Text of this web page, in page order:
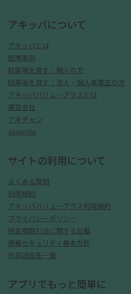
アキッパについて
アキッパとは
提携事例
駐車場を貸す：個人の方
駐車場を貸す：法人・個人事業主の方
アキッパバリュープラスとは
運営会社
アキチャン
akipedia
サイトの利用について
よくある質問
利用規約
アキッパバリュープラス利用規約
プライバシーポリシー
特定商取引法に関する記載
情報セキュリティ基本方針
外部送信先一覧
アプリでもっと簡単に